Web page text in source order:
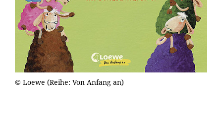
© Loewe (Reihe: Von Anfang an)